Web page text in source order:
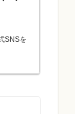
SNSを